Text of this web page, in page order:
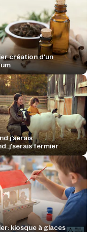
création d'un
j'serais
fermier
kiosque à glaces